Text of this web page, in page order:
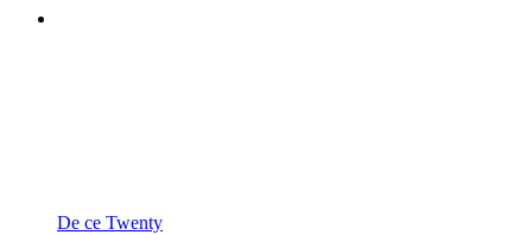
De ce Twenty